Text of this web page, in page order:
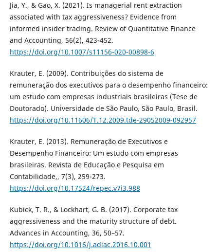
Jia, Y., & Gao, X. (2021). Is managerial rent extraction
associated with tax aggressiveness? Evidence from
informed insider trading. Review of Quantitative Finance
and Accounting, 56(2), 423-452.
https://doi.org/10.1007/s11156-020-00898-6
Krauter, E. (2009). Contribuições do sistema de
remuneração dos executivos para o desempenho financeiro:
um estudo com empresas industriais brasileiras (Tese de
Doutorado). Universidade de São Paulo, São Paulo, Brasil.
https://doi.org/10.11606/T.12.2009.tde-29052009-092957
Krauter, E. (2013). Remuneração de Executivos e
Desempenho Financeiro: Um estudo com empresas
brasileiras. Revista de Educação e Pesquisa em
Contabilidade,, 7(3), 259-273.
https://doi.org/10.17524/repec.v7i3.988
Kubick, T. R., & Lockhart, G. B. (2017). Corporate tax
aggressiveness and the maturity structure of debt.
Advances in Accounting, 36, 50–57.
https://doi.org/10.1016/j.adiac.2016.10.001